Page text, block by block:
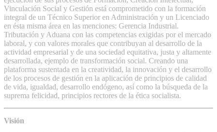
Vinculación Social y Gestión está comprometido con la formación
integral de un Técnico Superior en Administración y un Licenciado
en ésta misma área en las menciones: Gerencia Industrial.
Tributación y Aduana con las competencias exigidas por el mercado
laboral, y con valores morales que contribuyan al desarrollo de la
actividad empresarial y de una sociedad equitativa, justa y altamente
desarrollada, ejemplo de transformación social. Creando una
plataforma sustentada en la creatividad, la innovación y el desarrollo
de los procesos de gestión en la aplicación de principios de calidad
de vida, igualdad, desarrollo endógeno, así como la búsqueda de la
suprema felicidad, principios rectores de la ética socialista.
Visión